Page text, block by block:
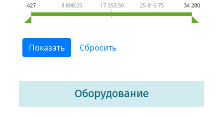
427 8 890.25 17 353.50 25 816.75 34 280
Оборудование